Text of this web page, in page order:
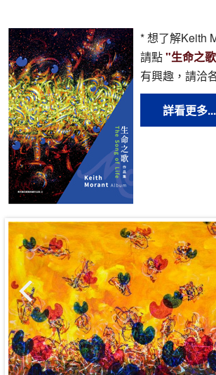
* 想了解Keith
請點"生命之
有興趣，請洽
詳看更多...